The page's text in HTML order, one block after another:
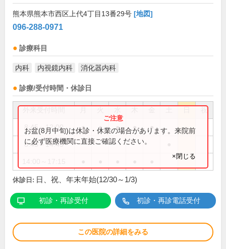
熊本県熊本市西区上代4丁目13番29号 [地図]
096-288-0971
診療科目
内科 内視鏡内科 消化器内科
診療/受付時間・休診日
祝
8:45～12:00 ● ● ● ● ●
8:45～14:45
お盆(8月中旬)は休診・休業の場合があります。来院前
に必ず医療機関に直接ご確認ください。
×閉じる
休診日: 日、祝、年末年始(12/30～1/3)
初診・再診受付 初診・再診電話受付
この医院の詳細をみる